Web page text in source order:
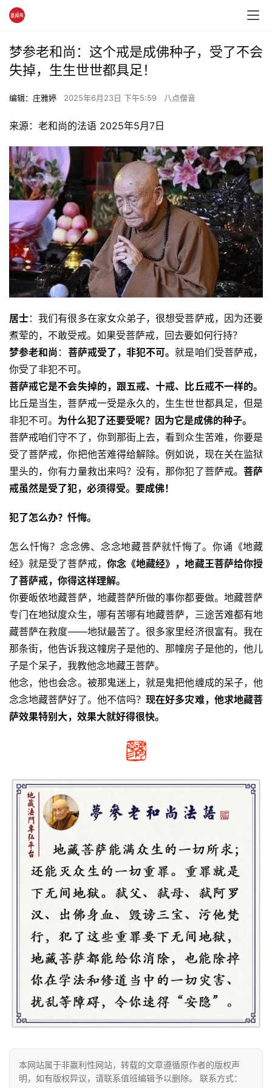
心
乐
菩
提
梦参老和尚：这个戒是成佛种子，受了不会
失掉，生生世世都具足！
编辑：庄雅婷 2025年6月23日 下午5:59 八点僧音
来源：老和尚的法语 2025年5月7日
居士：我们有很多在家女众弟子，很想受菩萨戒，因为还要
煮荤的，不敢受戒。如果受菩萨戒，回去要如何行持？
梦参老和尚 ： 菩萨戒受了，非犯不可。就是咱们受菩萨戒，
你受了非犯不可。
菩萨戒它是不会失掉的，跟五戒、十戒、比丘戒不一样的。
比丘是当生，菩萨戒一受是永久的，生生世世都具足，但是
非犯不可。 为什么犯了还要受呢？因为它是成佛的种子。
菩萨戒咱们守不了，你到那街上去，看到众生苦难，你要是
受了菩萨戒，你把他苦难得给解除。例如说，现在关在监狱
里头的，你有力量救出来吗？没有，那你犯了菩萨戒。 菩萨
戒虽然是受了犯，必须得受。要成佛！
犯了怎么办？忏悔。
怎么忏悔？念念佛、念念地藏菩萨就忏悔了。你诵《地藏
经》就是受了菩萨戒， 你念《地藏经》，地藏王菩萨给你授
了菩萨戒，你得这样理解。
你要皈依地藏菩萨，地藏菩萨所做的事你都要做。地藏菩萨
专门在地狱度众生，哪有苦哪有地藏菩萨，三途苦难都有地
藏菩萨在救度——地狱最苦了。很多家里经济很富有。我在
那条街，他告诉我这幢房子是他的、那幢房子是他的，他儿
子是个呆子，我教他念地藏王菩萨。
他念，他也会念。被那鬼迷上，就是鬼把他缠成的呆子，他
念念地藏菩萨好了。他不信吗？现在好多灾难，他求地藏菩
萨效果特别大，效果大就好得很快。
本网站属于非赢利性网站，转载的文章遵循原作者的版权声
明，如有版权异议，请联系值班编辑予以删除。 联系方式：